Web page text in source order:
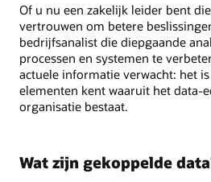
Of u nu een zakelijk leider bent
vertrouwen om betere
bedrijfsanalist die diepgaande
processen en systemen te
actuele informatie verwacht: het
elementen kent waaruit het data-
organisatie bestaat.
Wat zijn gekoppelde